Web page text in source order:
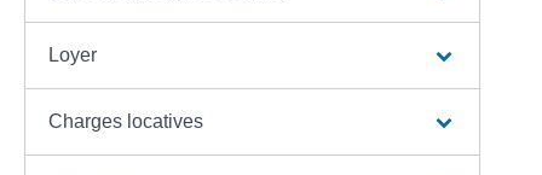
Loyer
Charges locatives